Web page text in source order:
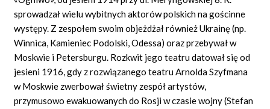
sprowadzał wielu wybitnych aktorów polskich na gościnne
występy. Z zespołem swoim objeżdżał również Ukrainę (np.
Winnica, Kamieniec Podolski, Odessa) oraz przebywał w
Moskwie i Petersburgu. Rozkwit jego teatru datował się od
jesieni 1916, gdy z rozwiązanego teatru Arnolda Szyfmana
w Moskwie zwerbował świetny zespół artystów,
przymusowo ewakuowanych do Rosji w czasie wojny (Stefan